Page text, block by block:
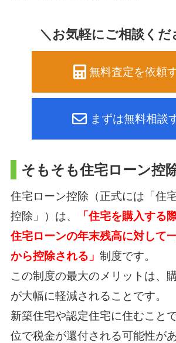
＼お気軽にご相談くだ
無料査定を依頼
まずは無料相談
そもそも住宅ローン控
住宅ローン控除（正式には「住
控除」）は、
「住宅を購入する
住宅ローンの年末残高に対して
から控除される」 制度です。
この制度の最大のメリットは、
が大幅に軽減されることです。
新築住宅や認定住宅に住むこと
位で税金が還付される可能性があ